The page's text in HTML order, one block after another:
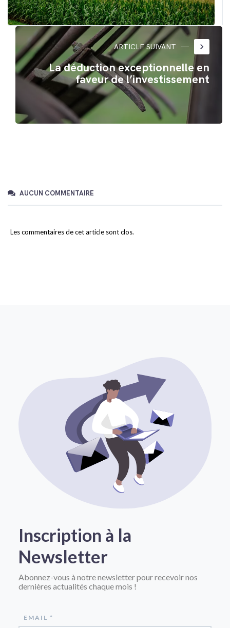
ARTICLE SUIVANT keyboard_arrow_right
La déduction exceptionnelle en
faveur de l’investissement
AUCUN COMMENTAIRE
Les commentaires de cet article sont clos.
Inscription à la
Newsletter
Abonnez-vous à notre newsletter pour recevoir nos
dernières actualités chaque mois !
EMAIL *